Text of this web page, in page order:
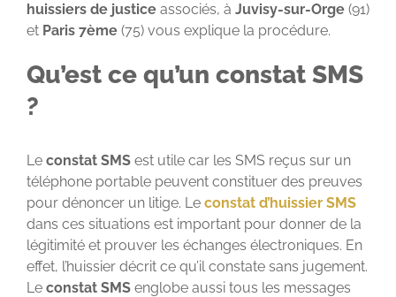
huissiers de justice associés, à Juvisy-sur-Orge (91)
et Paris 7ème (75) vous explique la procédure.
Qu’est ce qu’un constat SMS
?
Le constat SMS est utile car les SMS reçus sur un
téléphone portable peuvent constituer des preuves
pour dénoncer un litige. Le constat d’huissier SMS
dans ces situations est important pour donner de la
légitimité et prouver les échanges électroniques. En
effet, l’huissier décrit ce qu’il constate sans jugement.
Le constat SMS englobe aussi tous les messages